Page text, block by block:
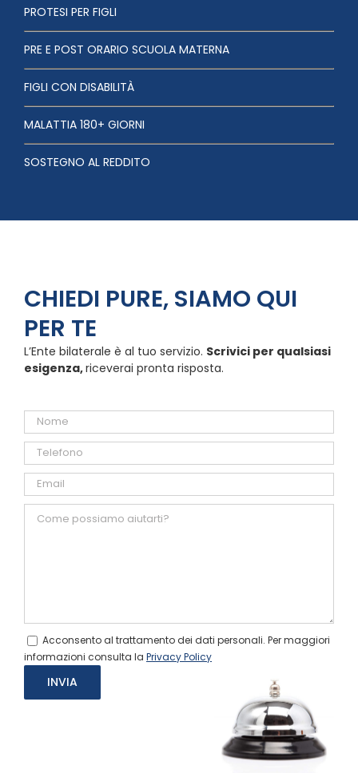
PROTESI PER FIGLI
PRE E POST ORARIO SCUOLA MATERNA
FIGLI CON DISABILITÀ
MALATTIA 180+ GIORNI
SOSTEGNO AL REDDITO
CHIEDI PURE, SIAMO QUI
PER TE
L’Ente bilaterale è al tuo servizio. Scrivici per qualsiasi
esigenza,riceverai pronta risposta.
Acconsento al trattamento dei dati personali. Per maggiori
informazioni consulta la Privacy Policy